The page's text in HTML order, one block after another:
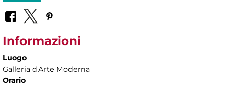
Informazioni
Luogo
Galleria d'Arte Moderna
Orario